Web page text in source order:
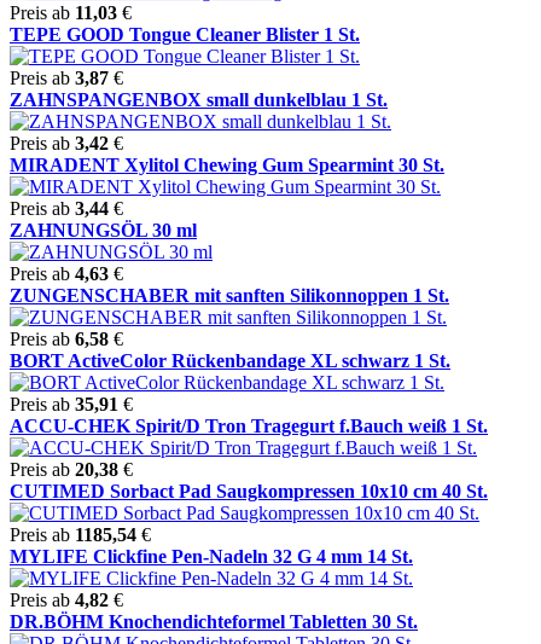
Preis ab 11,03 €
TEPE GOOD Tongue Cleaner Blister 1 St.
Preis ab 3,87 €
ZAHNSPANGENBOX small dunkelblau 1 St.
Preis ab 3,42 €
MIRADENT Xylitol Chewing Gum Spearmint 30 St.
Preis ab 3,44 €
ZAHNUNGSÖL 30 ml
Preis ab 4,63 €
ZUNGENSCHABER mit sanften Silikonnoppen 1 St.
Preis ab 6,58 €
BORT ActiveColor Rückenbandage XL schwarz 1 St.
Preis ab 35,91 €
ACCU-CHEK Spirit/D Tron Tragegurt f.Bauch weiß 1 St.
Preis ab 20,38 €
CUTIMED Sorbact Pad Saugkompressen 10x10 cm 40 St.
Preis ab 1185,54 €
MYLIFE Clickfine Pen-Nadeln 32 G 4 mm 14 St.
Preis ab 4,82 €
DR.BÖHM Knochendichteformel Tabletten 30 St.